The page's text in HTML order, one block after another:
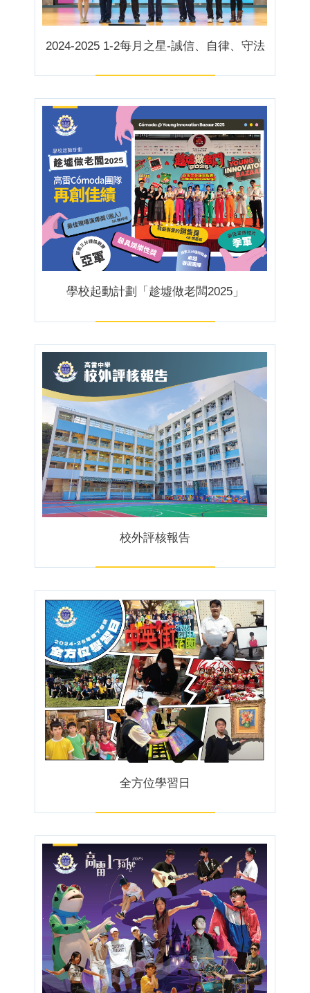
2024-2025 1-2每月之星-誠信、自律、守法
學校起動計劃「趁墟做老闆2025」
校外評核報告
全方位學習日